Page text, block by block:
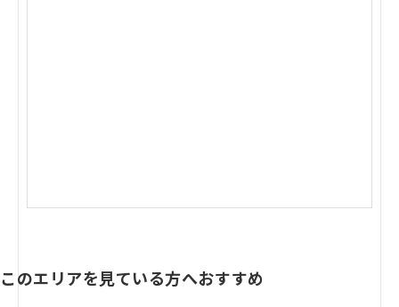
このエリアを見ている方へおすすめ